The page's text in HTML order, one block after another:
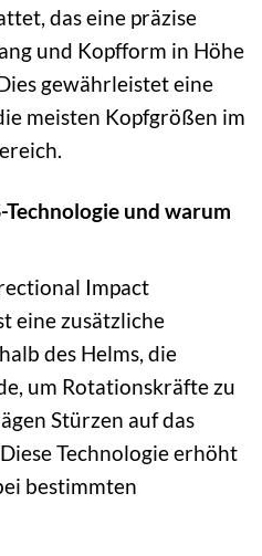
das eine präzise
und Kopfform in Höhe
gewährleistet eine
meisten Kopfgrößen im
Technologie und warum
Impact
eine zusätzliche
des Helms, die
um Rotationskräfte zu
Stürzen auf das
Technologie erhöht
bestimmten